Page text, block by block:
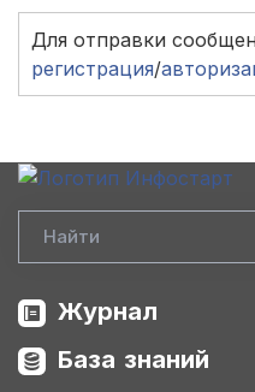
Для отправки
регистрация/
Журнал
База знаний